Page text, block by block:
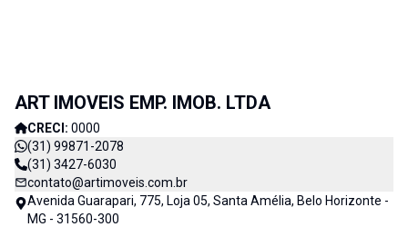
ART IMOVEIS EMP. IMOB. LTDA
CRECI: 0000
(31) 99871-2078
(31) 3427-6030
contato@artimoveis.com.br
Avenida Guarapari, 775, Loja 05, Santa Amélia, Belo Horizonte -
MG - 31560-300